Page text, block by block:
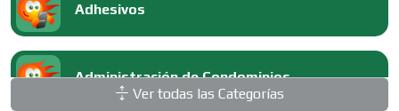
Adhesivos
Administración de Condominios
Ver todas las Categorías